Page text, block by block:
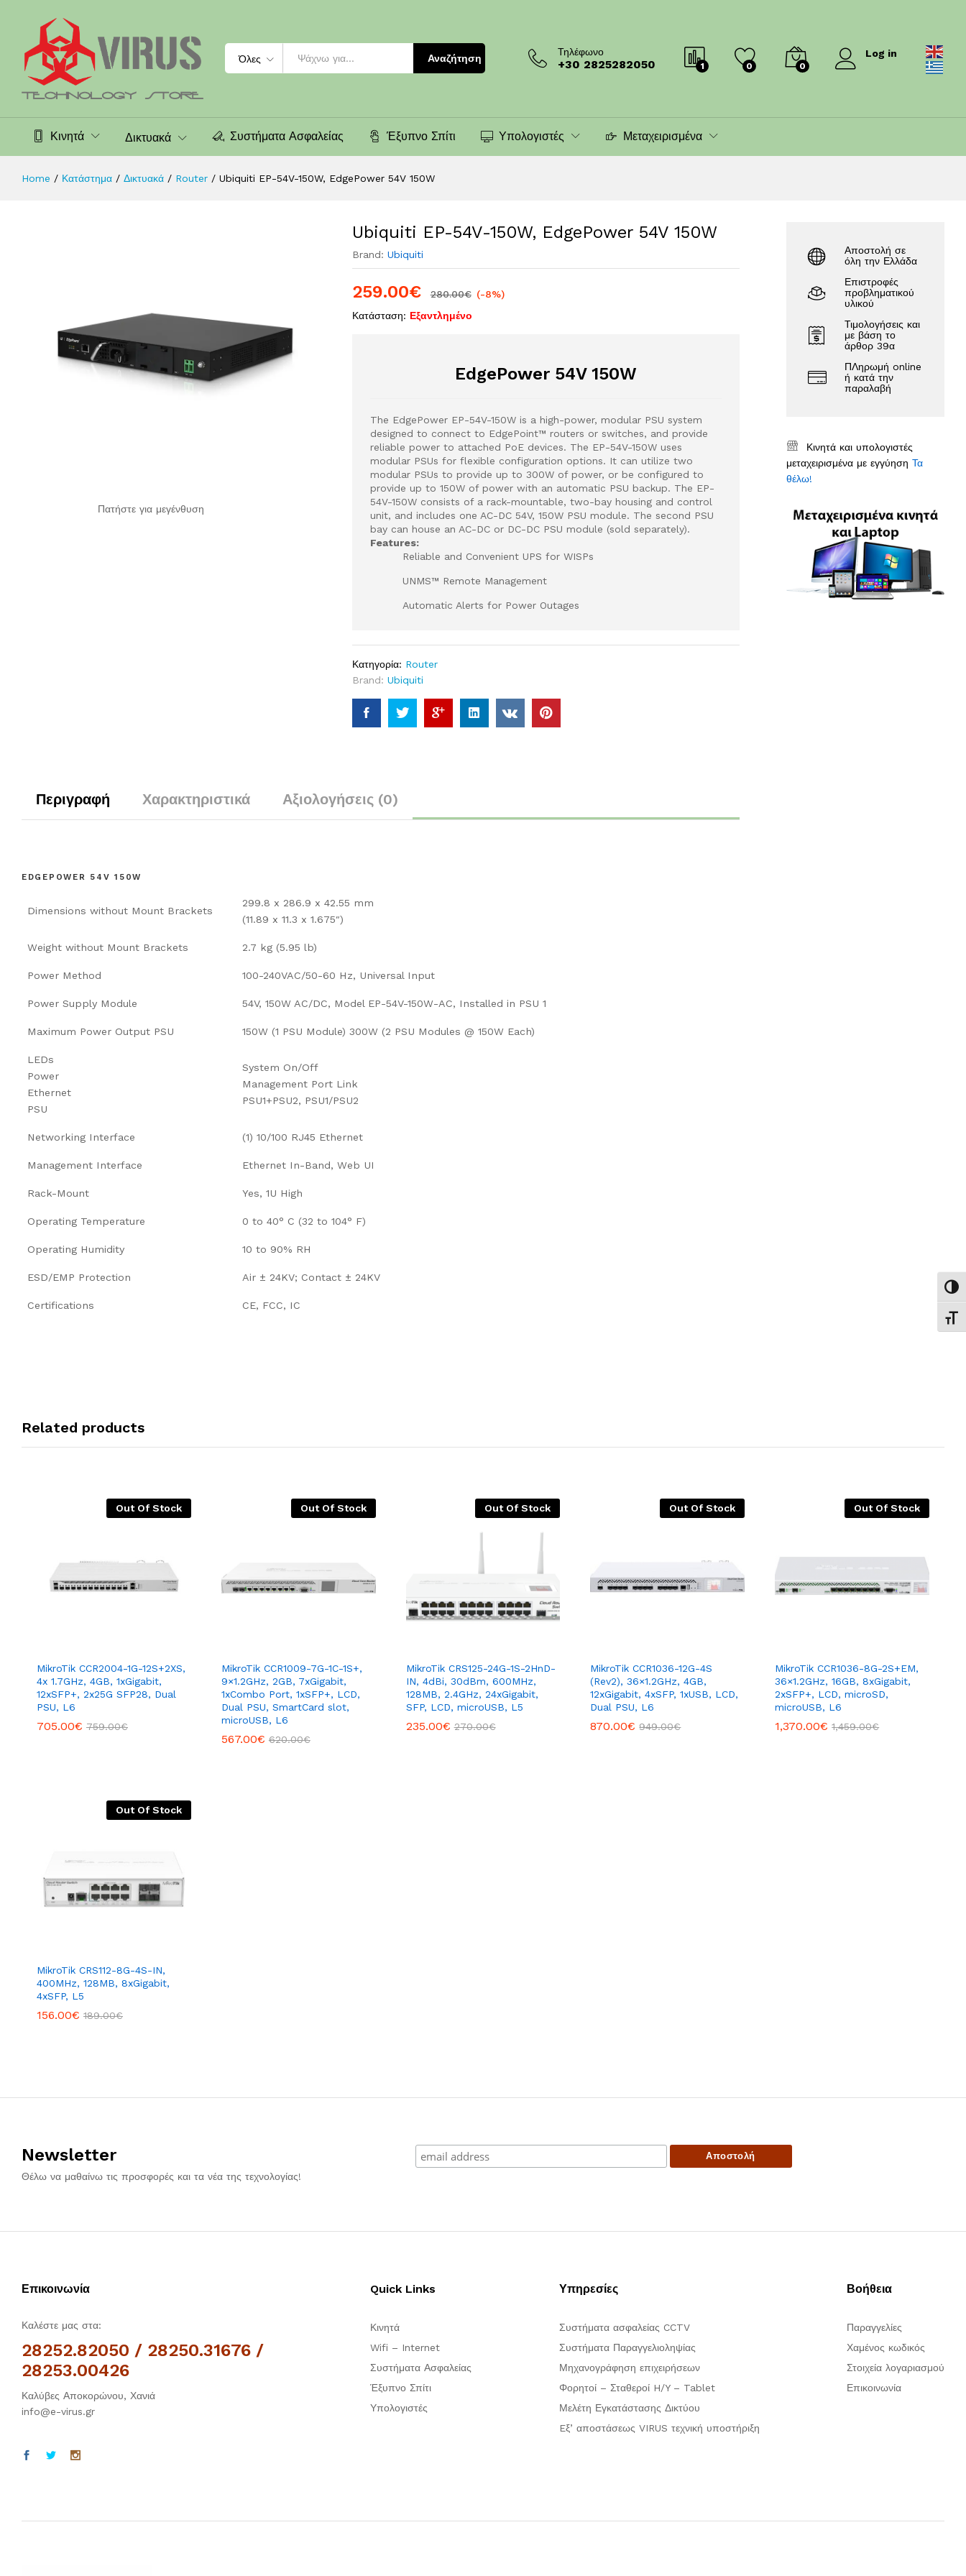
Όλες Αναζήτηση
Τηλέφωνο
+30 2825282050 1 0 0
Log in
Κινητά Δικτυακά Συστήματα Ασφαλείας Έξυπνο Σπίτι Υπολογιστές Μεταχειρισμένα
Home / Κατάστημα / Δικτυακά / Router / Ubiquiti EP-54V-150W, EdgePower 54V 150W
Πατήστε για μεγένθυση
Ubiquiti EP-54V-150W, EdgePower 54V 150W
Brand: Ubiquiti
259.00€ 280.00€ (-8%)
Κατάσταση: Εξαντλημένο
EdgePower 54V 150W
The EdgePower EP-54V-150W is a high-power, modular PSU system
designed to connect to EdgePoint™ routers or switches, and provide
reliable power to attached PoE devices. The EP-54V-150W uses
modular PSUs for flexible configuration options. It can utilize two
modular PSUs to provide up to 300W of power, or be configured to
provide up to 150W of power with an automatic PSU backup. The EP-
54V-150W consists of a rack-mountable, two-bay housing and control
unit, and includes one AC-DC 54V, 150W PSU module. The second PSU
bay can house an AC-DC or DC-DC PSU module (sold separately).
Features:
Reliable and Convenient UPS for WISPs
UNMS™ Remote Management
Automatic Alerts for Power Outages
Κατηγορία: Router
Brand: Ubiquiti
Περιγραφή Χαρακτηριστικά Αξιολογήσεις (0)
EDGEPOWER 54V 150W
Dimensions without Mount Brackets
299.8 x 286.9 x 42.55 mm
(11.89 x 11.3 x 1.675″)
Weight without Mount Brackets 2.7 kg (5.95 lb)
Power Method 100-240VAC/50-60 Hz, Universal Input
Power Supply Module 54V, 150W AC/DC, Model EP-54V-150W-AC, Installed in PSU 1
Maximum Power Output PSU 150W (1 PSU Module) 300W (2 PSU Modules @ 150W Each)
LEDs
Power
Ethernet
PSU
System On/Off
Management Port Link
PSU1+PSU2, PSU1/PSU2
Networking Interface (1) 10/100 RJ45 Ethernet
Management Interface Ethernet In-Band, Web UI
Rack-Mount Yes, 1U High
Operating Temperature 0 to 40° C (32 to 104° F)
Operating Humidity 10 to 90% RH
ESD/EMP Protection Air ± 24KV; Contact ± 24KV
Certifications CE, FCC, IC
Αποστολή σε
όλη την Ελλάδα
Επιστροφές
προβληματικού
υλικού
Τιμολογήσεις και
με βάση το
άρθορ 39α
ΠΛηρωμή online
ή κατά την
παραλαβή
Κινητά και υπολογιστές
μεταχειρισμένα με εγγύησηΤα
θέλω!
Related products
Out Of Stock
MikroTik CCR2004-1G-12S+2XS,
4x 1.7GHz, 4GB, 1xGigabit,
12xSFP+, 2x25G SFP28, Dual
PSU, L6
705.00€ 759.00€
Out Of Stock
MikroTik CCR1009-7G-1C-1S+,
9×1.2GHz, 2GB, 7xGigabit,
1xCombo Port, 1xSFP+, LCD,
Dual PSU, SmartCard slot,
microUSB, L6
567.00€ 620.00€
Out Of Stock
MikroTik CRS125-24G-1S-2HnD-
IN, 4dBi, 30dBm, 600MHz,
128MB, 2.4GHz, 24xGigabit,
SFP, LCD, microUSB, L5
235.00€ 270.00€
Out Of Stock
MikroTik CCR1036-12G-4S
(Rev2), 36×1.2GHz, 4GB,
12xGigabit, 4xSFP, 1xUSB, LCD,
Dual PSU, L6
870.00€ 949.00€
Out Of Stock
MikroTik CCR1036-8G-2S+EM,
36×1.2GHz, 16GB, 8xGigabit,
2xSFP+, LCD, microSD,
microUSB, L6
1,370.00€ 1,459.00€
Out Of Stock
MikroTik CRS112-8G-4S-IN,
400MHz, 128MB, 8xGigabit,
4xSFP, L5
156.00€ 189.00€
Newsletter
Θέλω να μαθαίνω τις προσφορές και τα νέα της τεχνολογίας!
Επικοινωνία
Καλέστε μας στα:
28252.82050 / 28250.31676 /
28253.00426
Καλύβες Αποκορώνου, Χανιά
info@e-virus.gr
Quick Links
Κινητά
Wifi – Internet
Συστήματα Ασφαλείας
Έξυπνο Σπίτι
Υπολογιστές
Υπηρεσίες
Συστήματα ασφαλείας CCTV
Συστήματα Παραγγελιοληψίας
Μηχανογράφηση επιχειρήσεων
Φορητοί – Σταθεροί H/Y – Tablet
Μελέτη Εγκατάστασης Δικτύου
Eξ’ αποστάσεως VIRUS τεχνική υποστήριξη
Βοήθεια
Παραγγελίες
Χαμένος κωδικός
Στοιχεία λογαριασμού
Επικοινωνία
Περιγραφή